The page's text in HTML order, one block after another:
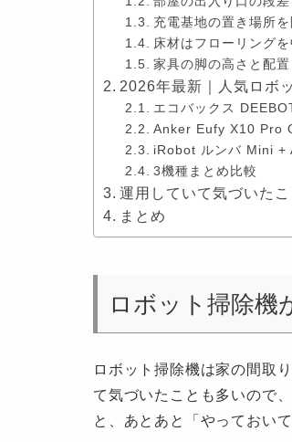
充電基地の置き場所
床材はフローリング
家具の脚の高さと配
2026年最新｜人気ロボ
エコバックス
Anker Eufy X10 Pro
iRobot ルンバ Mini +
3機種まとめ比較
運用していて気づいたこ
まとめ
ロボット掃除機
ロボット掃除機は家の間取
て気づいたことも多いので
と、あとあと「やっておい